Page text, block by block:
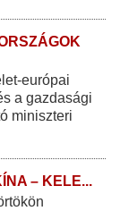
európai
a gazdasági
miniszteri
– KELE...